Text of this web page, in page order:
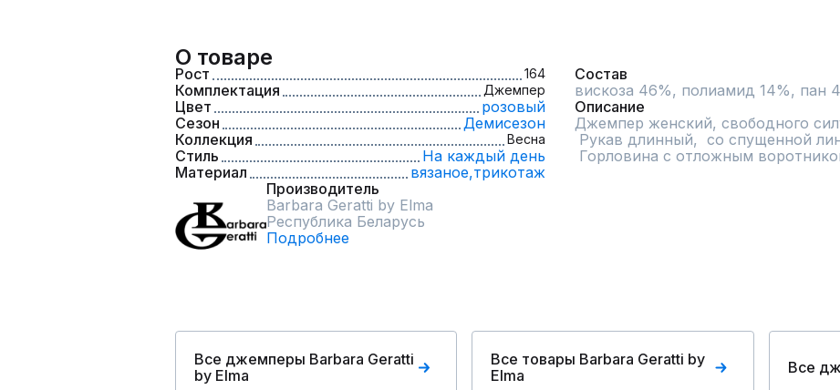
О товаре
Рост 164
Комплектация Джемпер
Цвет
розовый
Сезон
Демисезон
Коллекция
Весна
Стиль
На каждый день
Материал
вязаное,трикотаж
Производитель
Barbara Geratti by Elma
Республика Беларусь
Подробнее
Состав
вискоза 46%, полиамид 14%, пан
Описание
Джемпер женский, свободного
Горловина с отложным
Все джемперы Barbara Geratti
by Elma
Все товары Barbara Geratti by
Elma
Все